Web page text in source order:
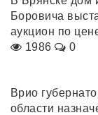
Боровича
аукцион по
1986
0
Врио
области